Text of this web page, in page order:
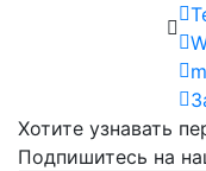
Хотите узнавать
Подпишитесь на